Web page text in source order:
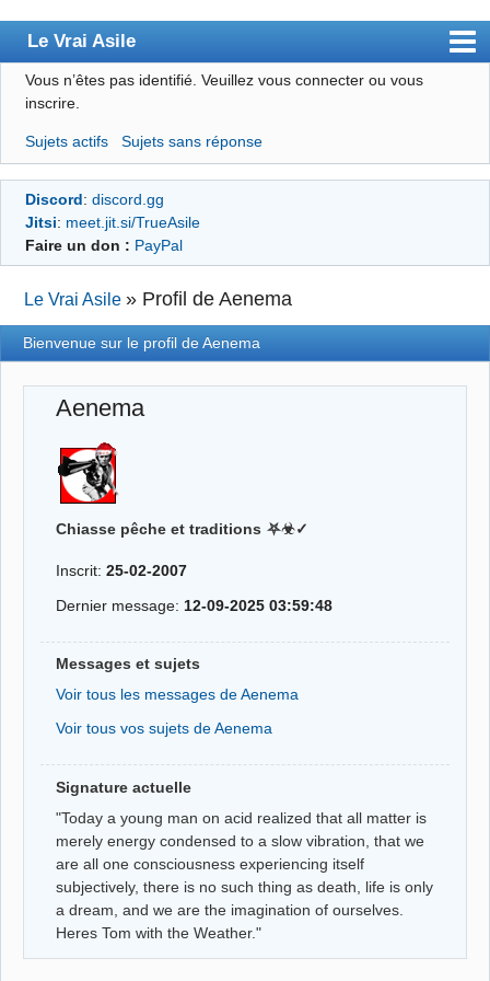
Le Vrai Asile
Accueil
Forum
Membres
Règles
S’inscrire
Connexion
Vous n’êtes pas identifié. Veuillez vous connecter ou vous
inscrire.
Sujets actifs Sujets sans réponse
Discord: discord.gg
Jitsi: meet.jit.si/TrueAsile
Faire un don : PayPal
Le Vrai Asile » Profil de Aenema
Bienvenue sur le profil de Aenema
Aenema
Chiasse pêche et traditions ⛧☣✓
Inscrit:25-02-2007
Dernier message: 12-09-2025 03:59:48
Messages et sujets
Voir tous les messages de Aenema
Voir tous vos sujets de Aenema
Signature actuelle
"Today a young man on acid realized that all matter is
merely energy condensed to a slow vibration, that we
are all one consciousness experiencing itself
subjectively, there is no such thing as death, life is only
a dream, and we are the imagination of ourselves.
Heres Tom with the Weather."